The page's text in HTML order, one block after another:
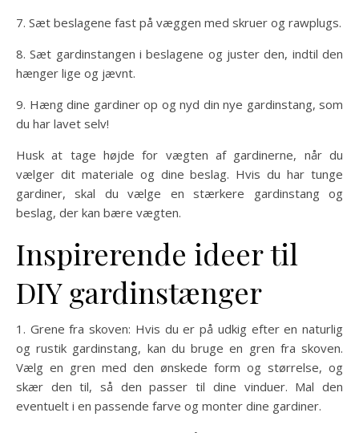
7. Sæt beslagene fast på væggen med skruer og rawplugs.
8. Sæt gardinstangen i beslagene og juster den, indtil den
hænger lige og jævnt.
9. Hæng dine gardiner op og nyd din nye gardinstang, som
du har lavet selv!
Husk at tage højde for vægten af gardinerne, når du
vælger dit materiale og dine beslag. Hvis du har tunge
gardiner, skal du vælge en stærkere gardinstang og
beslag, der kan bære vægten.
Inspirerende ideer til
DIY gardinstænger
1. Grene fra skoven: Hvis du er på udkig efter en naturlig
og rustik gardinstang, kan du bruge en gren fra skoven.
Vælg en gren med den ønskede form og størrelse, og
skær den til, så den passer til dine vinduer. Mal den
eventuelt i en passende farve og monter dine gardiner.